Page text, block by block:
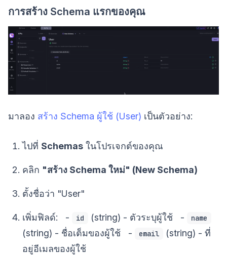
การสร้าง Schema แรกของคุณ
มาลอง สร้าง Schema ผู้ใช้ (User) เป็นตัวอย่าง:
ไปที่ Schemas ในโปรเจกต์ของคุณ
คลิก "สร้าง Schema ใหม่" (New Schema)
ตั้งชื่อว่า "User"
เพิ่มฟิลด์: - id (string) - ตัวระบุผู้ใช้ - name
(string) - ชื่อเต็มของผู้ใช้ - email
(string) - ที่
อยู่อีเมลของผู้ใช้